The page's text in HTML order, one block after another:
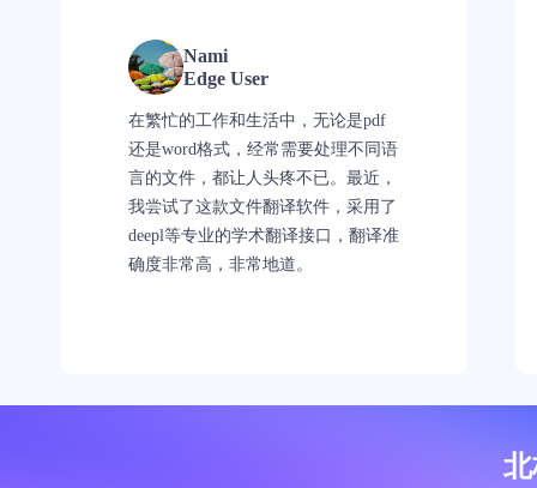
Nami
Edge User
在繁忙的工作和生活中，无论是pdf
还是word格式，经常需要处理不同语
言的文件，都让人头疼不已。最近，
我尝试了这款文件翻译软件，采用了
deepl等专业的学术翻译接口，翻译准
确度非常高，非常地道。